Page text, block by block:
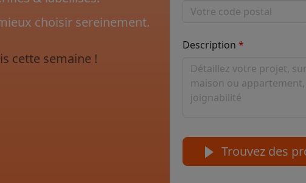
choisir sereinement.
cette semaine !
Description
Trouvez des